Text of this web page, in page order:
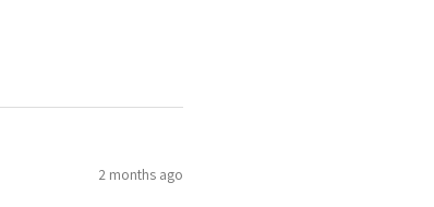
2 months ago